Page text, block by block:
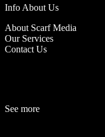
Info About Us
About Scarf Media
Our Services
Contact Us
See more